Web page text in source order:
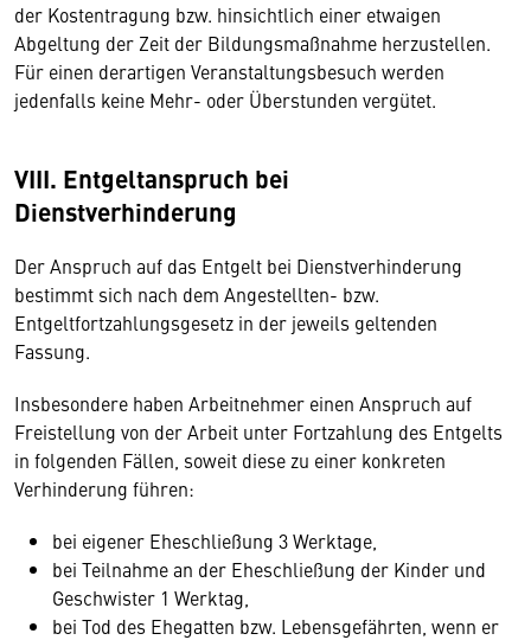
der Kostentragung bzw. hinsichtlich einer etwaigen
Abgeltung der Zeit der Bildungsmaßnahme herzustellen.
Für einen derartigen Veranstaltungsbesuch werden
jedenfalls keine Mehr- oder Überstunden vergütet.
VIII. Entgeltanspruch bei
Dienstverhinderung
Der Anspruch auf das Entgelt bei Dienstverhinderung
bestimmt sich nach dem Angestellten- bzw.
Entgeltfortzahlungsgesetz in der jeweils geltenden
Fassung.
Insbesondere haben Arbeitnehmer einen Anspruch auf
Freistellung von der Arbeit unter Fortzahlung des Entgelts
in folgenden Fällen, soweit diese zu einer konkreten
Verhinderung führen:
bei eigener Eheschließung 3 Werktage,
bei Teilnahme an der Eheschließung der Kinder und
Geschwister 1 Werktag,
bei Tod des Ehegatten bzw. Lebensgefährten, wenn er